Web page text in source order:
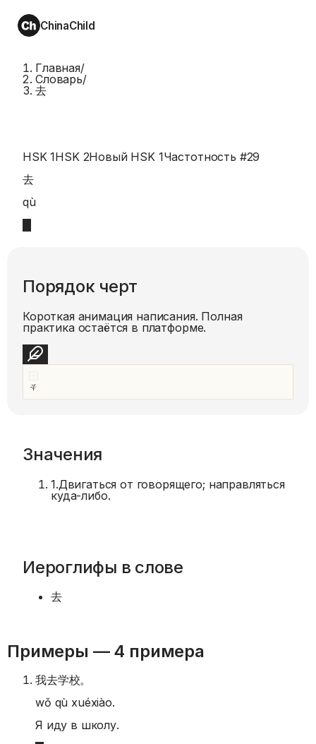
ChinaChild
Главная/
Словарь/
去
HSK 1HSK 2Новый HSK 1Частотность #29
去
qù
Порядок черт
Короткая анимация написания. Полная
практика остаётся в платформе.
Значения
1.Двигаться от говорящего; направляться
куда-либо.
Иероглифы в слове
去
Примеры — 4 примера
我去学校。
wǒ qù xuéxiào.
Я иду в школу.